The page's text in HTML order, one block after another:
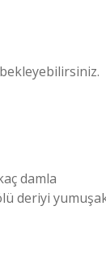
damla
deriyi